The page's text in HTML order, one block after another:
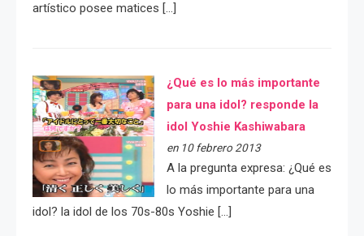
artístico posee matices […]
¿Qué es lo más importante
para una idol? responde la
idol Yoshie Kashiwabara
en 10 febrero 2013
A la pregunta expresa: ¿Qué es
lo más importante para una
idol? la idol de los 70s-80s Yoshie […]